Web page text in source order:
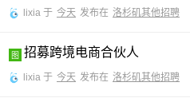
lixia 于 今天 发布在 洛杉矶其他招聘
招募跨境电商合伙人
lixia 于 今天 发布在 洛杉矶其他招聘